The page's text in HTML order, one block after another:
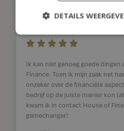
    
Ik kan niet genoeg goede dingen
Finance. Toen ik mijn zaak net
onzeker over de financiële
bedrijf op de juiste manier kon
kwam ik in contact House of
gamechanger!
DETAILS